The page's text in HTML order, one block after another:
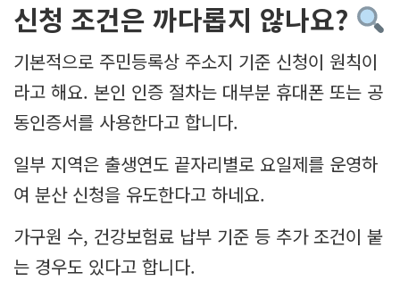
신청 조건은 까다롭지 않나요?
기본적으로 주민등록상 주소지 기준 신청이 원칙이
라고 해요. 본인 인증 절차는 대부분 휴대폰 또는 공
동인증서를 사용한다고 합니다.
일부 지역은 출생연도 끝자리별로 요일제를 운영하
여 분산 신청을 유도한다고 하네요.
가구원 수, 건강보험료 납부 기준 등 추가 조건이 붙
는 경우도 있다고 합니다.